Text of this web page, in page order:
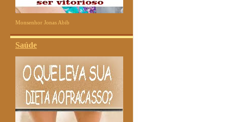
Monsenhor Jonas Abib
Saúde